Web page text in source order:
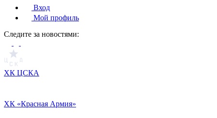
Вход
Мой профиль
Cледите за новостями:
ХК ЦСКА
ХК «Красная Армия»